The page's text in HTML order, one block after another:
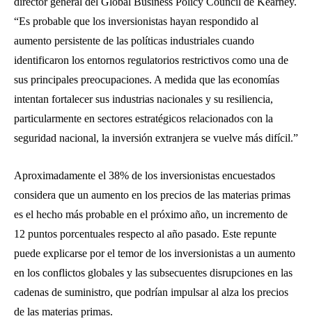
“Es probable que los inversionistas hayan respondido al
aumento persistente de las políticas industriales cuando
identificaron los entornos regulatorios restrictivos como una de
sus principales preocupaciones. A medida que las economías
intentan fortalecer sus industrias nacionales y su resiliencia,
particularmente en sectores estratégicos relacionados con la
seguridad nacional, la inversión extranjera se vuelve más difícil.”
Aproximadamente el 38% de los inversionistas encuestados
considera que un aumento en los precios de las materias primas
es el hecho más probable en el próximo año, un incremento de
12 puntos porcentuales respecto al año pasado. Este repunte
puede explicarse por el temor de los inversionistas a un aumento
en los conflictos globales y las subsecuentes disrupciones en las
cadenas de suministro, que podrían impulsar al alza los precios
de las materias primas.